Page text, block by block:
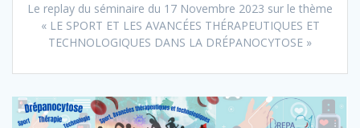
Le replay du séminaire du 17 Novembre 2023 sur le thème
« LE SPORT ET LES AVANCÉES THÉRAPEUTIQUES ET
TECHNOLOGIQUES DANS LA DRÉPANOCYTOSE »